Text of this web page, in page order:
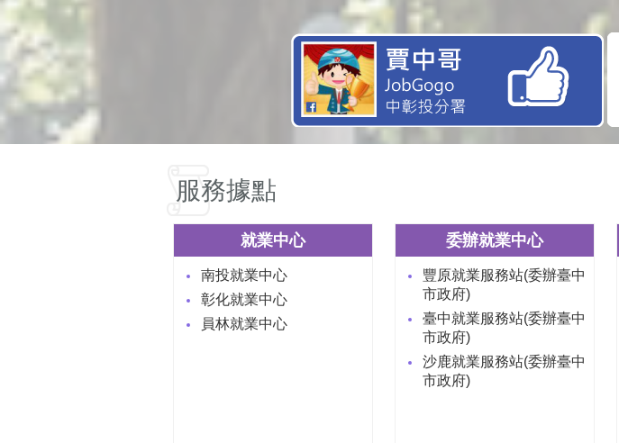
服務據點
就業中心
南投就業中心
彰化就業中心
員林就業中心
委辦就業中心
豐原就業服務站(委辦臺中
市政府)
臺中就業服務站(委辦臺中
市政府)
沙鹿就業服務站(委辦臺中
市政府)